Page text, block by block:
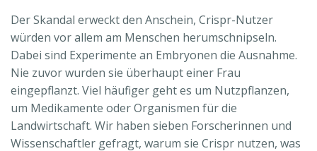
Der Skandal erweckt den Anschein, Crispr-Nutzer
würden vor allem am Menschen herumschnipseln.
Dabei sind Experimente an Embryonen die Ausnahme.
Nie zuvor wurden sie überhaupt einer Frau
eingepflanzt. Viel häufiger geht es um Nutzpflanzen,
um Medikamente oder Organismen für die
Landwirtschaft. Wir haben sieben Forscherinnen und
Wissenschaftler gefragt, warum sie Crispr nutzen, was